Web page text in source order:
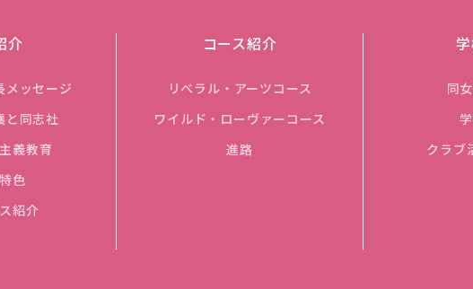
介
メッセージ
と同志社
義教育
色
紹介
コース紹介
リベラル・アーツコース
ワイルド・ローヴァーコース
進路
同
クラブ